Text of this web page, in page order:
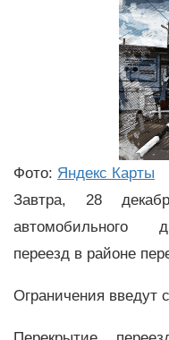
Фото: Яндекс Карты
Завтра, 28
автомобильного
переезд в районе
Ограничения введут